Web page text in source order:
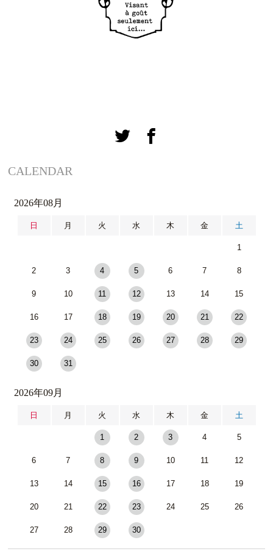
CALENDAR
2026年08月
日 月 火 水 木 金 土
1
2 3 4 5 6 7 8
9 10 11 12 13 14 15
16 17 18 19 20 21 22
23 24 25 26 27 28 29
30 31
2026年09月
日 月 火 水 木 金 土
1 2 3 4 5
6 7 8 9 10 11 12
13 14 15 16 17 18 19
20 21 22 23 24 25 26
27 28 29 30